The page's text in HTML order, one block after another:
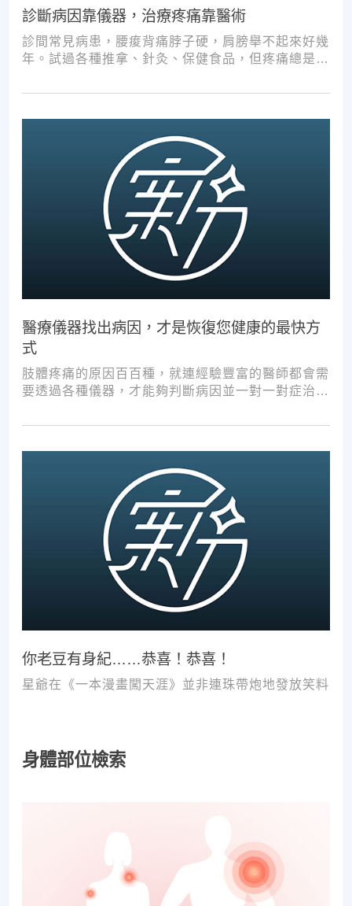
診斷病因靠儀器，治療疼痛靠醫術
診間常見病患，腰痠背痛脖子硬，肩膀舉不起來好幾
年。試過各種推拿、針灸、保健食品，但疼痛總是時
醫療儀器找出病因，才是恢復您健康的最快方
式
肢體疼痛的原因百百種，就連經驗豐富的醫師都會需
要透過各種儀器，才能夠判斷病因並一對一對症治
次推拿、按摩，都難以讓您徹底擺脫不適。
你老豆有身紀……恭喜！恭喜！
星爺在《一本漫畫闖天涯》並非連珠帶炮地發放笑料
身體部位檢索